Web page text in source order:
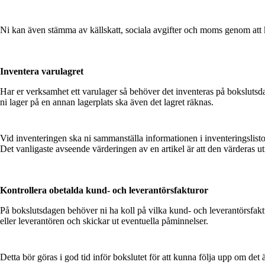
Ni kan även stämma av källskatt, sociala avgifter och moms genom
Inventera varulagret
Har er verksamhet ett varulager så behöver det inventeras på
ni lager på en annan lagerplats ska även det lagret räknas.
Vid inventeringen ska ni sammanställa informationen i
Det vanligaste avseende värderingen av en artikel är att den
Kontrollera obetalda kund- och leverantörsfakturor
På bokslutsdagen behöver ni ha koll på vilka kund- och
eller leverantören och skickar ut eventuella påminnelser.
Detta bör göras i god tid inför bokslutet för att kunna följa upp om det